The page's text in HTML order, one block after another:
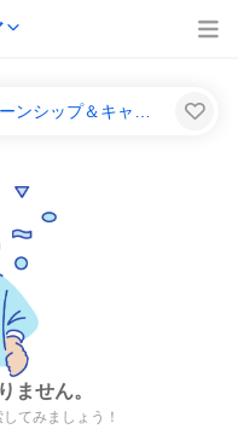
ません。
てみましょう！